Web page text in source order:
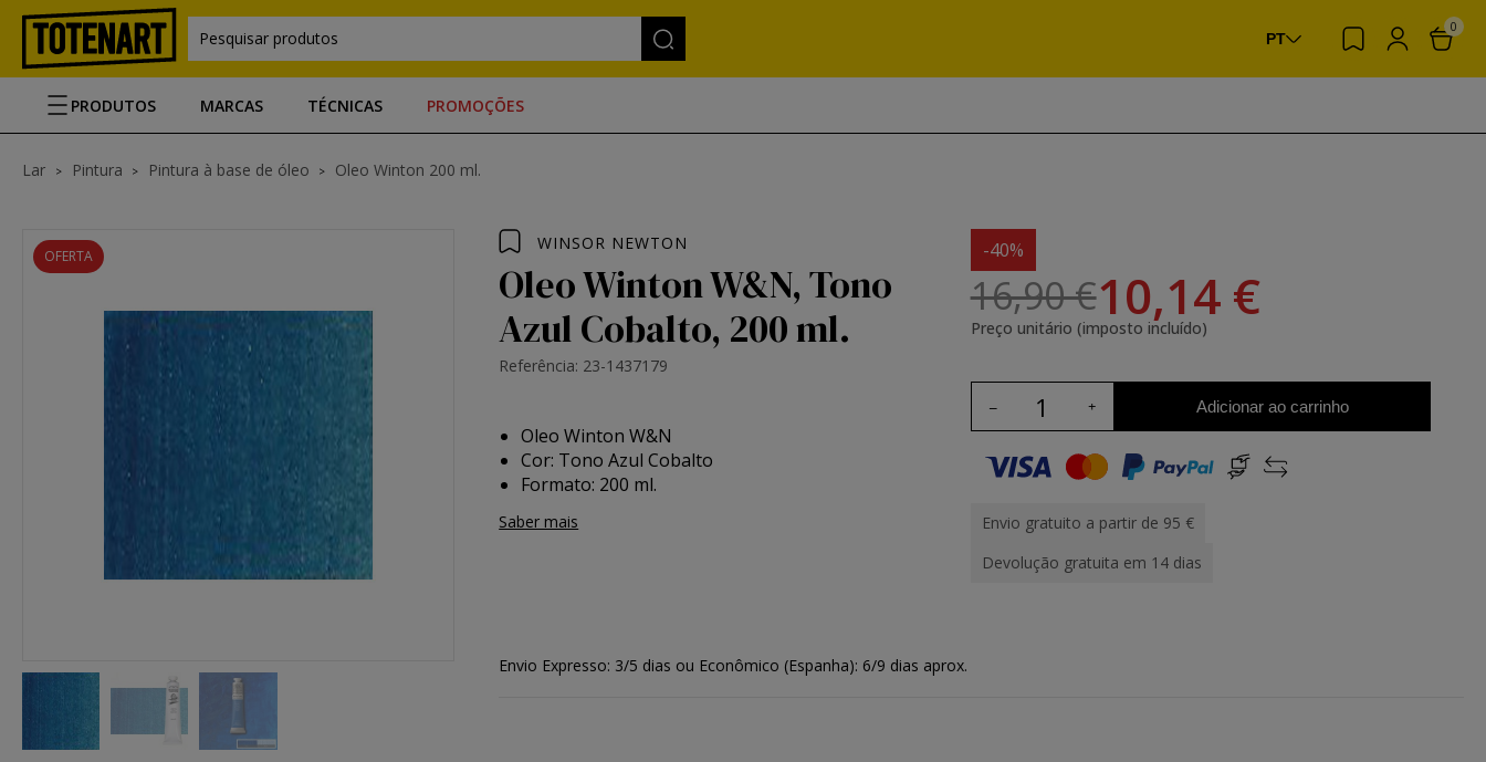
Pesquisar produtos PT
0
PRODUTOS MARCAS TÉCNICAS PROMOÇÕES
Lar Pintura Pintura à base de óleo Oleo Winton 200 ml.
OFERTA
WINSOR NEWTON
Oleo Winton W&N, Tono
Azul Cobalto, 200 ml.
Referência: 23-1437179
Oleo Winton W&N
Cor: Tono Azul Cobalto
Formato: 200 ml.
Saber mais
-40%
16,90 €10,14 €
Preço unitário (imposto incluído)
Adicionar ao carrinho
Envio gratuito a partir de 95 €
Devolução gratuita em 14 dias
Envio Expresso: 3/5 dias ou Econômico (Espanha): 6/9 dias aprox.